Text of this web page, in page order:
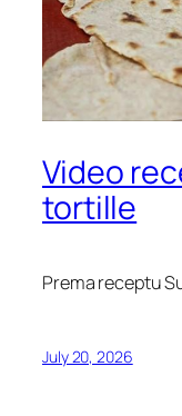
Video
tortille
Prema receptu
July 20, 2026